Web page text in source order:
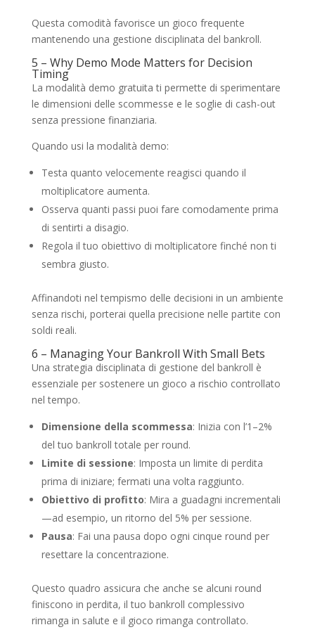
Questa comodità favorisce un gioco frequente
mantenendo una gestione disciplinata del bankroll.
5 – Why Demo Mode Matters for Decision
Timing
La modalità demo gratuita ti permette di sperimentare
le dimensioni delle scommesse e le soglie di cash-out
senza pressione finanziaria.
Quando usi la modalità demo:
Testa quanto velocemente reagisci quando il
moltiplicatore aumenta.
Osserva quanti passi puoi fare comodamente prima
di sentirti a disagio.
Regola il tuo obiettivo di moltiplicatore finché non ti
sembra giusto.
Affinandoti nel tempismo delle decisioni in un ambiente
senza rischi, porterai quella precisione nelle partite con
soldi reali.
6 – Managing Your Bankroll With Small Bets
Una strategia disciplinata di gestione del bankroll è
essenziale per sostenere un gioco a rischio controllato
nel tempo.
Dimensione della scommessa: Inizia con l’1–2%
del tuo bankroll totale per round.
Limite di sessione: Imposta un limite di perdita
prima di iniziare; fermati una volta raggiunto.
Obiettivo di profitto: Mira a guadagni incrementali
—ad esempio, un ritorno del 5% per sessione.
Pausa: Fai una pausa dopo ogni cinque round per
resettare la concentrazione.
Questo quadro assicura che anche se alcuni round
finiscono in perdita, il tuo bankroll complessivo
rimanga in salute e il gioco rimanga controllato.